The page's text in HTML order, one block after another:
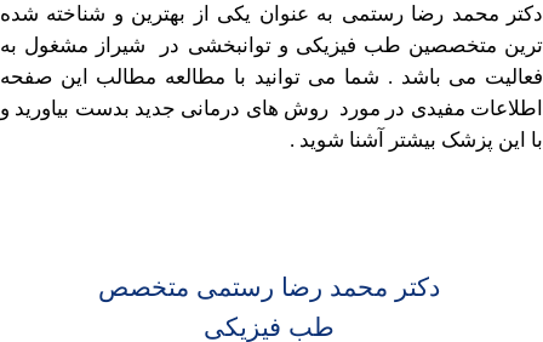
رضا رستمی به عنوان یکی از بهترین و شناخته شده
طب فیزیکی و توانبخشی در شیراز مشغول به
می باشد. شما می توانید با مطالعه مطالب این صفحه
مفیدی در مورد روش های درمانی جدید بدست بیاورید و
بیشتر آشنا شوید .
دکتر محمد رضا رستمی متخصص
طب فیزیکی